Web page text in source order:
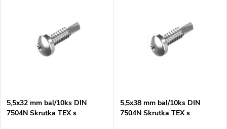
v
5,5x32 mm bal/10ks DIN
7504N Skrutka TEX s
5,5x38 mm bal/10ks DIN
7504N Skrutka TEX s